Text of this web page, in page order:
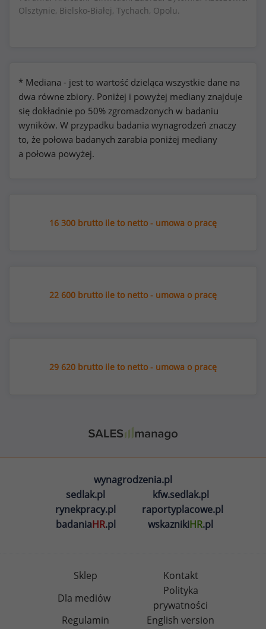
Olsztynie, Bielsko-Białej, Tychach, Opolu.
* Mediana - jest to wartość dzieląca wszystkie dane na
dwa równe zbiory. Poniżej i powyżej mediany znajduje
się dokładnie po 50% zgromadzonych w badaniu
wyników. W przypadku badania wynagrodzeń znaczy
to, że połowa badanych zarabia poniżej mediany
a połowa powyżej.
16 300 brutto ile to netto - umowa o pracę
22 600 brutto ile to netto - umowa o pracę
29 620 brutto ile to netto - umowa o pracę
wynagrodzenia.pl
sedlak.pl
kfw.sedlak.pl
rynekpracy.pl
raportyplacowe.pl
badaniaHR.pl wskaznikiHR.pl
Sklep
Kontakt
Dla mediów
Polityka
prywatności
Regulamin
English version